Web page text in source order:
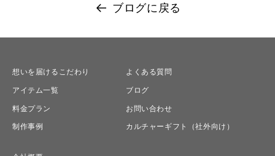
ブログに戻る
想いを届けるこだわり
アイテム一覧
料金プラン
制作事例
よくある質問
ブログ
お問い合わせ
カルチャーギフト（社外向け）